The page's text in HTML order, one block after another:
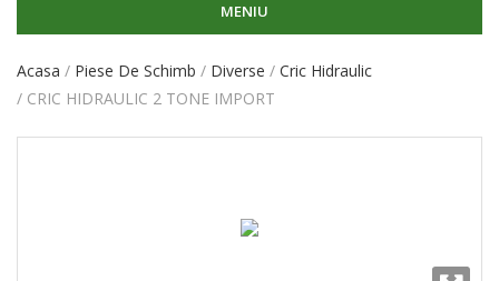
MENIU
Acasa Piese De Schimb Diverse
Cric Hidraulic
CRIC HIDRAULIC 2 TONE IMPORT